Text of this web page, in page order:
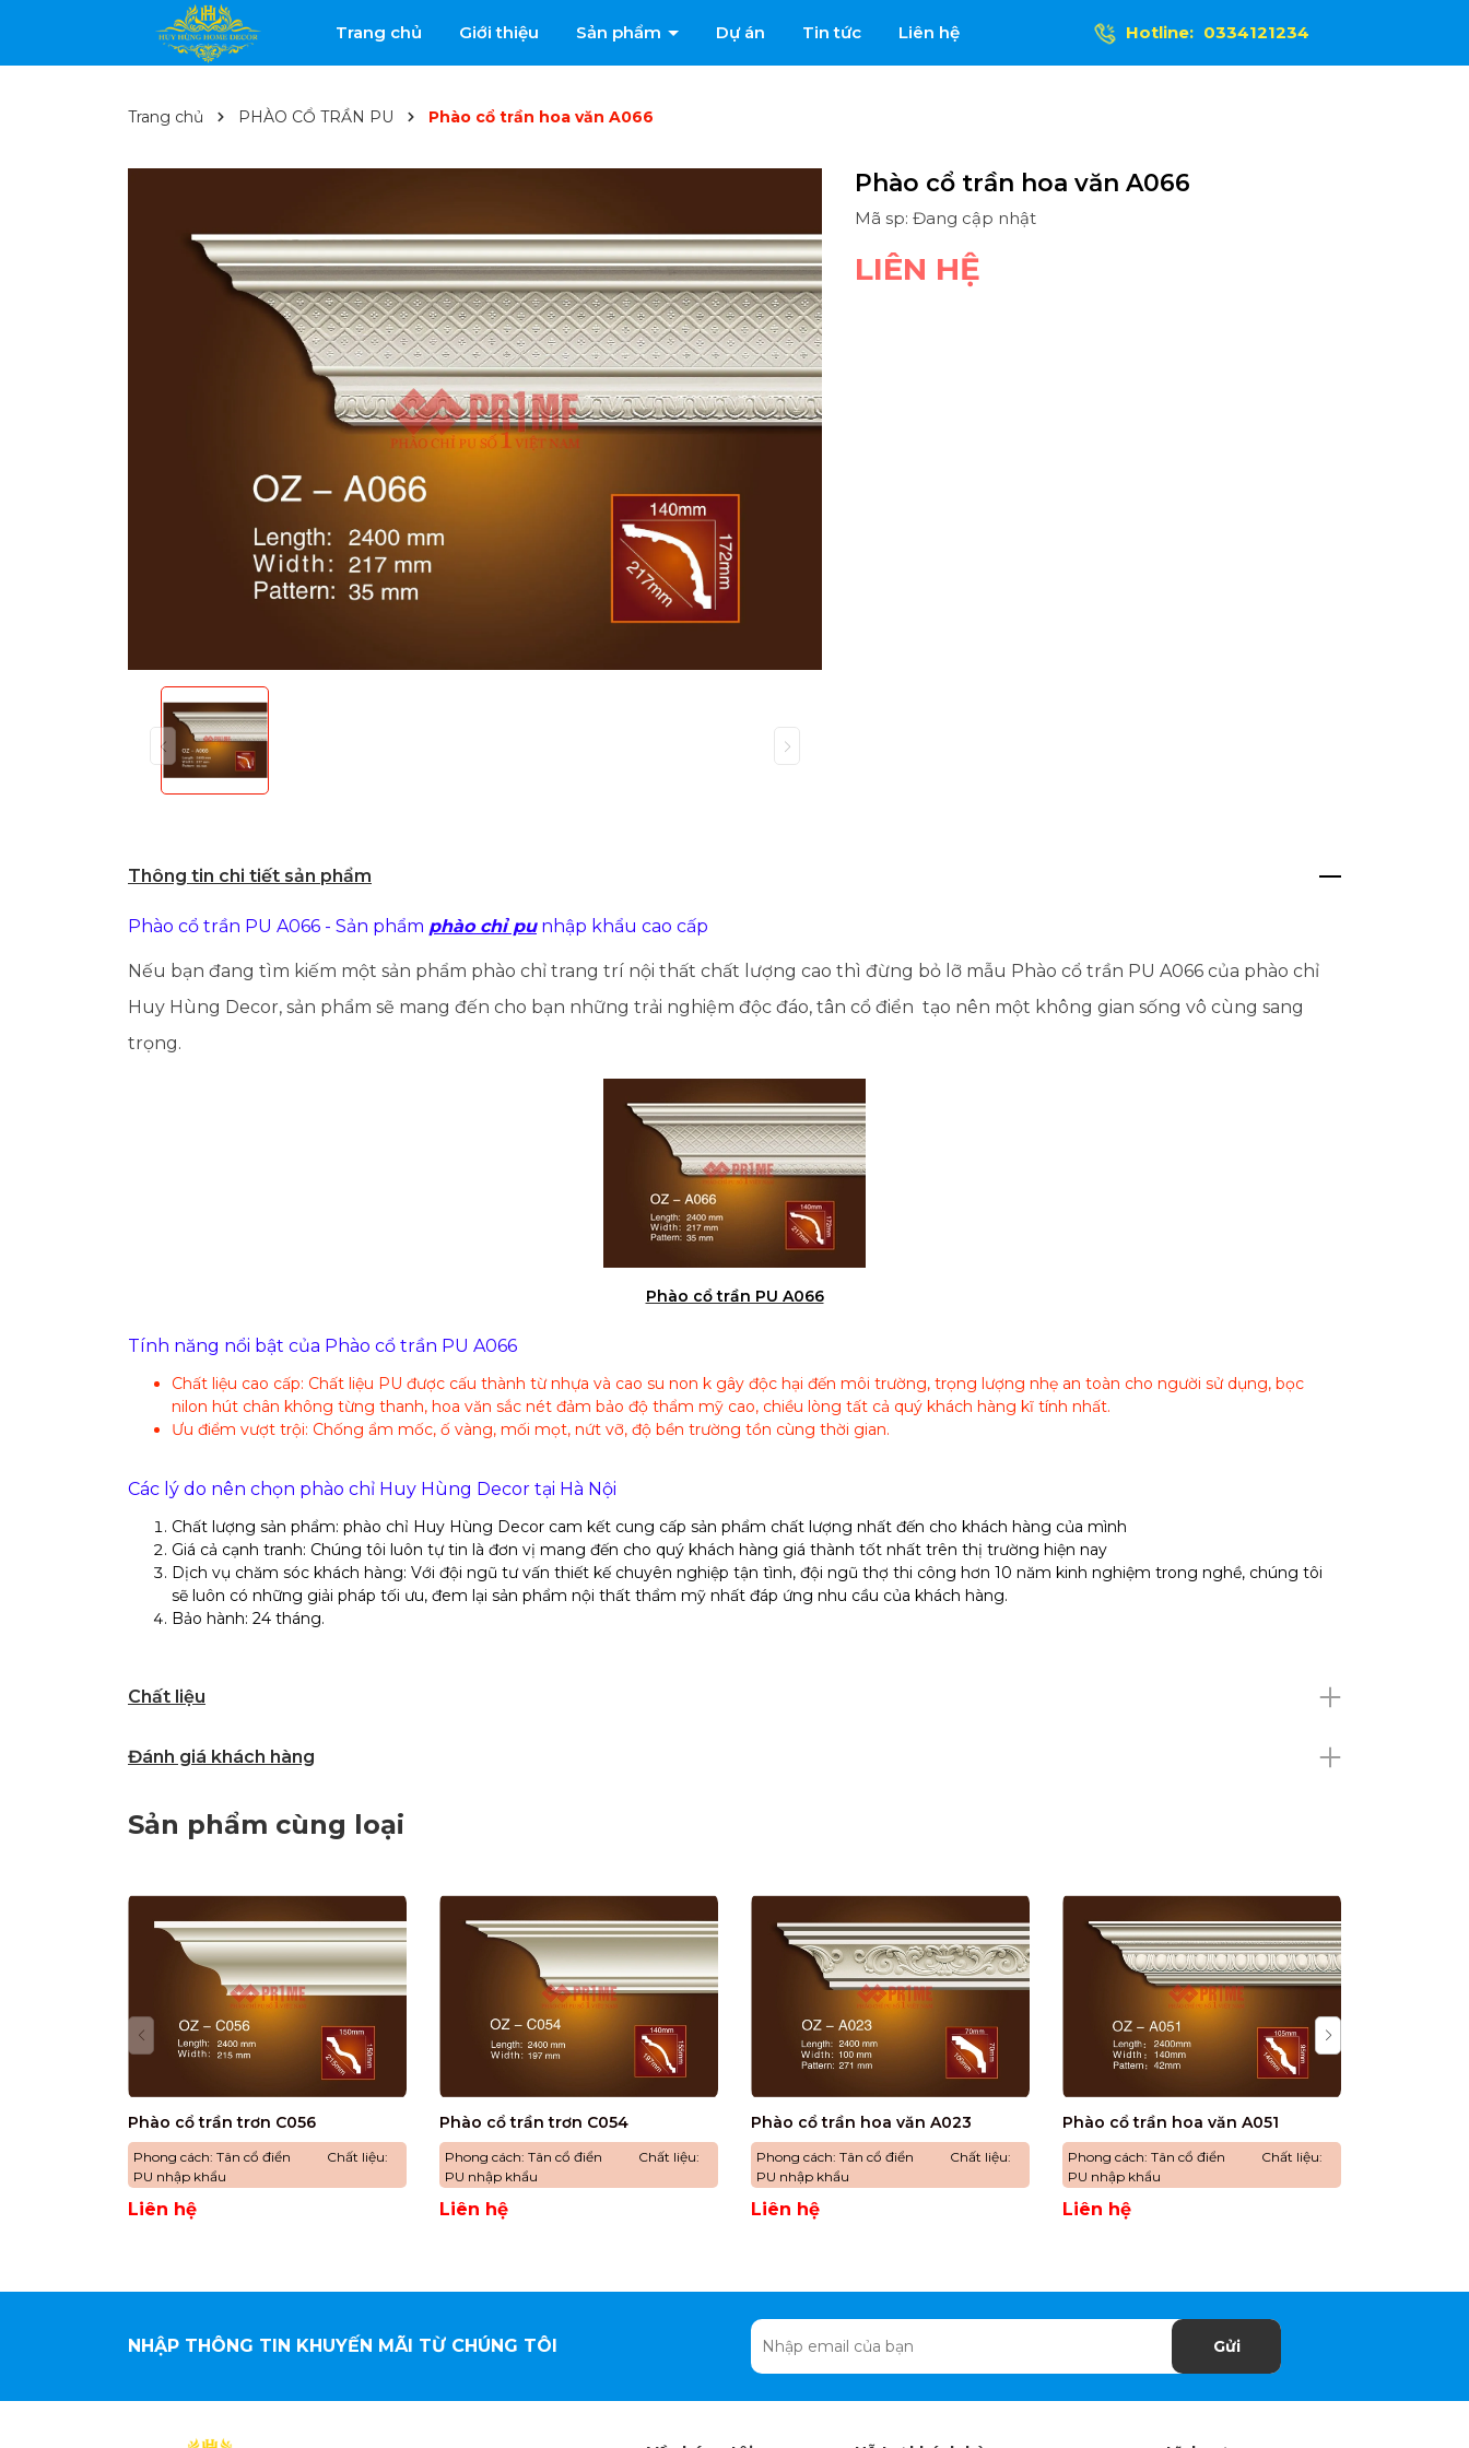
Trang chủ Giới thiệu Sản phẩm Dự án Tin tức Liên hệ Hotline: 0334121234
Trang chủ PHÀO CỔ TRẦN PU Phào cổ trần hoa văn A066
Phào cổ trần hoa văn A066
Mã sp: Đang cập nhật
LIÊN HỆ
Thông tin chi tiết sản phẩm
Phào cổ trần PU A066 - Sản phẩm phào chỉ punhập khẩu cao cấp
Nếu bạn đang tìm kiếm một sản phẩm phào chỉ trang trí nội thất chất lượng cao thì đừng bỏ lỡ mẫu Phào cổ trần PU A066 của phào chỉ
Huy Hùng Decor, sản phẩm sẽ mang đến cho bạn những trải nghiệm độc đáo, tân cổ điển tạo nên một không gian sống vô cùng sang
trọng.
Phào cổ trần PU A066
Tính năng nổi bật của Phào cổ trần PU A066
Chất liệu cao cấp: Chất liệu PU được cấu thành từ nhựa và cao su non k gây độc hại đến môi trường, trọng lượng nhẹ an toàn cho người sử dụng, bọc
nilon hút chân không từng thanh, hoa văn sắc nét đảm bảo độ thẩm mỹ cao, chiều lòng tất cả quý khách hàng kĩ tính nhất.
Ưu điểm vượt trội: Chống ẩm mốc, ố vàng, mối mọt, nứt vỡ, độ bền trường tồn cùng thời gian.
Các lý do nên chọn phào chỉ Huy Hùng Decor tại Hà Nội
Chất lượng sản phẩm: phào chỉ Huy Hùng Decor cam kết cung cấp sản phẩm chất lượng nhất đến cho khách hàng của mình
Giá cả cạnh tranh: Chúng tôi luôn tự tin là đơn vị mang đến cho quý khách hàng giá thành tốt nhất trên thị trường hiện nay
Dịch vụ chăm sóc khách hàng: Với đội ngũ tư vấn thiết kế chuyên nghiệp tận tình, đội ngũ thợ thi công hơn 10 năm kinh nghiệm trong nghề, chúng tôi
sẽ luôn có những giải pháp tối ưu, đem lại sản phẩm nội thất thẩm mỹ nhất đáp ứng nhu cầu của khách hàng.
Bảo hành: 24 tháng.
Chất liệu
Đánh giá khách hàng
Sản phẩm cùng loại
Phào cổ trần trơn C056
Phong cách: Tân cổ điển Chất liệu:
PU nhập khẩu
Liên hệ
Phào cổ trần trơn C054
Phong cách: Tân cổ điển Chất liệu:
PU nhập khẩu
Liên hệ
Phào cổ trần hoa văn A023
Phong cách: Tân cổ điển Chất liệu:
PU nhập khẩu
Liên hệ
Phào cổ trần hoa văn A051
Phong cách: Tân cổ điển Chất liệu:
PU nhập khẩu
Liên hệ
NHẬP THÔNG TIN KHUYẾN MÃI TỪ CHÚNG TÔI Gửi